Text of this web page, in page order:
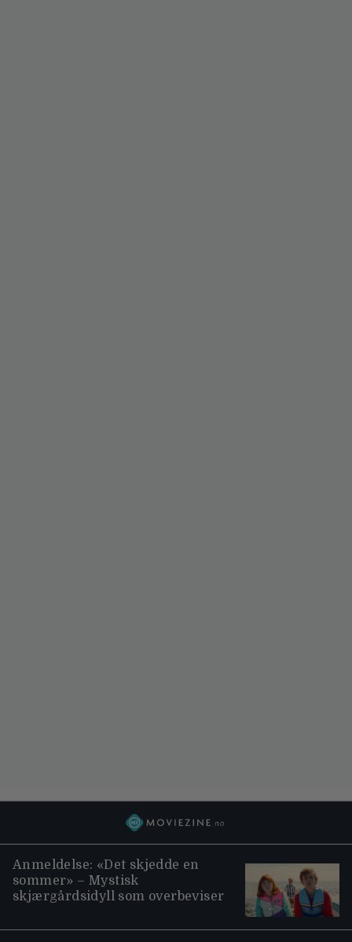
Anmeldelse: «Det skjedde en
sommer» – Mystisk
skjærgårdsidyll som overbeviser